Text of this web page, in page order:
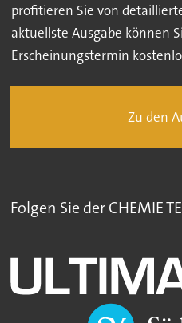
profitieren Sie von
aktuellste Ausgabe können
Erscheinungstermin
Zu den
Folgen Sie der CHEMIE